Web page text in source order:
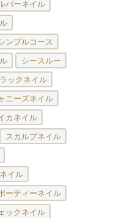
バーネイル
ンプルコース
シースルー
ックネイル
ニーズネイル
カネイル
スカルプネイル
イル
ーティーネイル
ックネイル